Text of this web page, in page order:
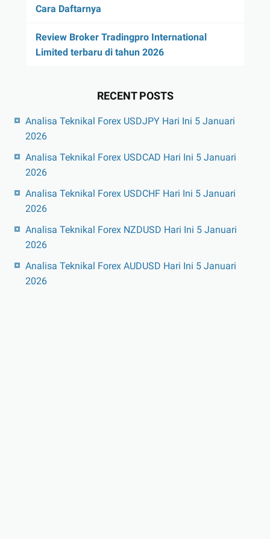
Cara Daftarnya
Review Broker Tradingpro International
Limited terbaru di tahun 2026
RECENT POSTS
Analisa Teknikal Forex USDJPY Hari Ini 5 Januari
2026
Analisa Teknikal Forex USDCAD Hari Ini 5 Januari
2026
Analisa Teknikal Forex USDCHF Hari Ini 5 Januari
2026
Analisa Teknikal Forex NZDUSD Hari Ini 5 Januari
2026
Analisa Teknikal Forex AUDUSD Hari Ini 5 Januari
2026